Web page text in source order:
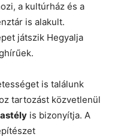
a kultúrház és a
is alakult.
játszik Hegyalja
is találunk
tartozást közvetlenül
is bizonyítja. A